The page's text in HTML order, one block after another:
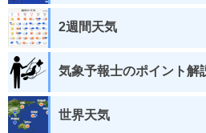
2週間天気
気象予報士のポイント解
世界天気